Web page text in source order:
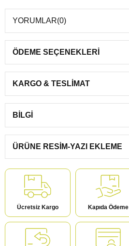
YORUMLAR(0)
ÖDEME SEÇENEKLERI
KARGO & TESLIMAT
BILGI
ÜRÜNE RESIM-YAZI EKLEME
Ücretsiz Kargo Kapıda Ödeme